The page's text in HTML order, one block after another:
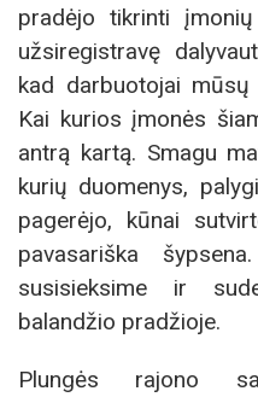
pradėjo tikrinti
užsiregistravę
kad darbuotojai
Kai kurios įmonės
antrą kartą. Smagu
kurių duomenys,
pagerėjo, kūnai
pavasariška
susisieksime ir
balandžio pradžioje.
Plungės rajono